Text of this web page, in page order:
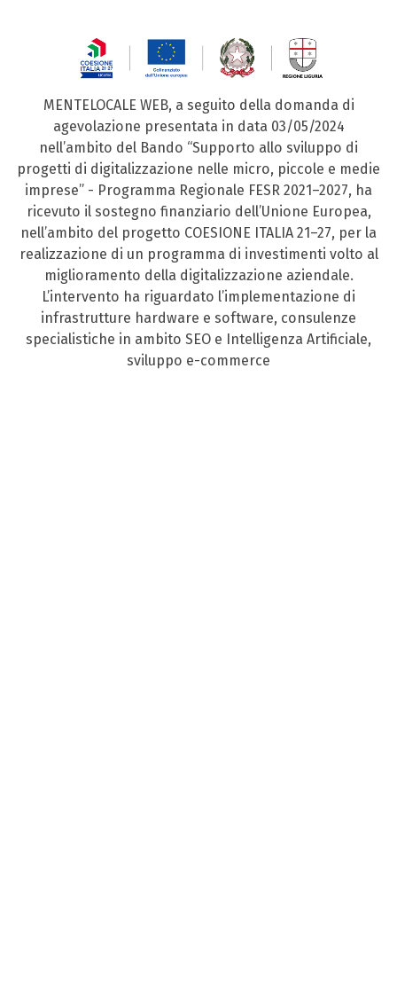
MENTELOCALE WEB, a seguito della domanda di
agevolazione presentata in data 03/05/2024
nell’ambito del Bando “Supporto allo sviluppo di
progetti di digitalizzazione nelle micro, piccole e medie
imprese” - Programma Regionale FESR 2021–2027, ha
ricevuto il sostegno finanziario dell’Unione Europea,
nell’ambito del progetto COESIONE ITALIA 21–27, per la
realizzazione di un programma di investimenti volto al
miglioramento della digitalizzazione aziendale.
L’intervento ha riguardato l’implementazione di
infrastrutture hardware e software, consulenze
specialistiche in ambito SEO e Intelligenza Artificiale,
sviluppo e-commerce